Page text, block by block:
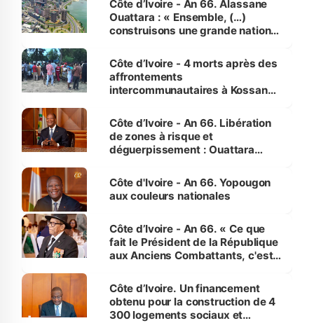
Côte d’Ivoire - An 66. Alassane
Ouattara : « Ensemble, (…)
construisons une grande nation
générations futures »
Côte d’Ivoire - 4 morts après des
affrontements
intercommunautaires à Kossandji
milieu des sinistrés
Côte d’Ivoire - An 66. Libération
de zones à risque et
déguerpissement : Ouattara
l'Etat de droit pour préserver les
vies humaines »
Côte d'Ivoire - An 66. Yopougon
aux couleurs nationales
Côte d’Ivoire - An 66. « Ce que
fait le Président de la République
aux Anciens Combattants, c'est
Côte d’Ivoire. Un financement
obtenu pour la construction de 4
300 logements sociaux et